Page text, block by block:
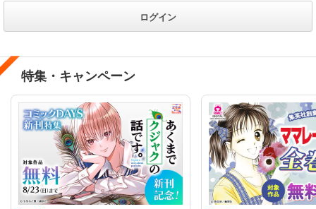
ログイン
特集・キャンペーン